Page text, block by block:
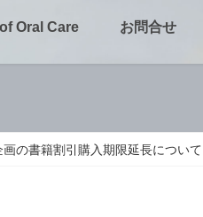
Oral Care お問合せ
画の書籍割引購入期限延長につい